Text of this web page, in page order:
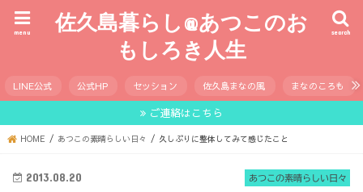
佐久島暮らし@あつこのお
もしろき人生
search
menu
LINE公式 公式HP セッション 佐久島まなの風 まなのころも
ご連絡はこちら
HOME あつこの素晴らしい日々 久しぶりに整体してみて感じたこと
あつこの素晴らしい日々
2013.08.20